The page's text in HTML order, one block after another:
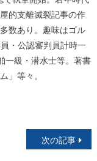
的支離滅裂記事の作
数あり。趣味はゴル
・公認審判員計時一
一級・潜水士等。著書
」等々。
次の記事